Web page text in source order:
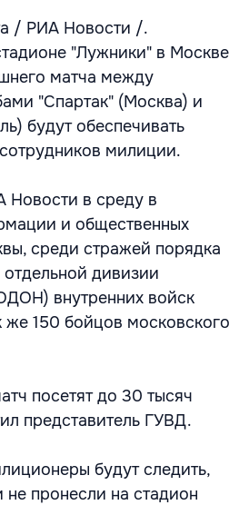
/ РИА Новости /.
"Лужники" в Москве
матча между
"Спартак" (Москва) и
будут обеспечивать
милиции.
в среду в
и общественных
среди стражей порядка
дивизии
внутренних войск
150 бойцов московского
посетят до 30 тысяч
представитель ГУВД.
будут следить,
пронесли на стадион